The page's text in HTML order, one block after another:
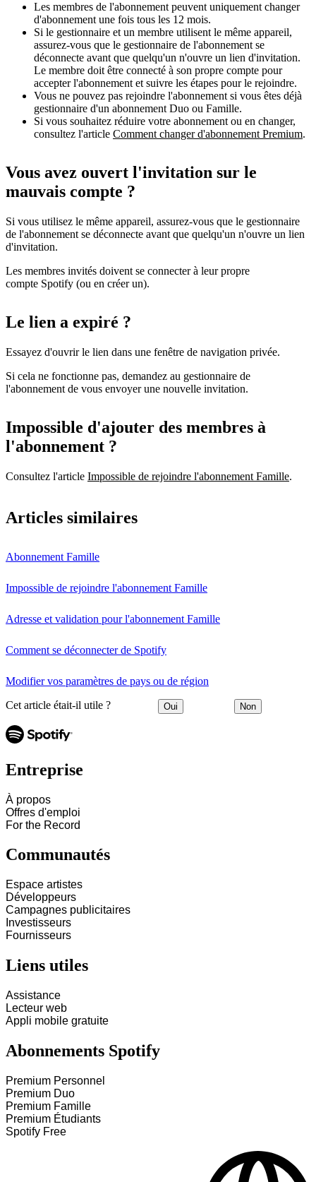
Les membres de l'abonnement peuvent uniquement changer
d'abonnement une fois tous les 12 mois.
Si le gestionnaire et un membre utilisent le même appareil,
assurez-vous que le gestionnaire de l'abonnement se
déconnecte avant que quelqu'un n'ouvre un lien d'invitation.
Le membre doit être connecté à son propre compte pour
accepter l'abonnement et suivre les étapes pour le rejoindre.
Vous ne pouvez pas rejoindre l'abonnement si vous êtes déjà
gestionnaire d'un abonnement Duo ou Famille.
Si vous souhaitez réduire votre abonnement ou en changer,
consultez l'article Comment changer d'abonnement Premium.
Vous avez ouvert l'invitation sur le
mauvais compte ?
Si vous utilisez le même appareil, assurez-vous que le gestionnaire
de l'abonnement se déconnecte avant que quelqu'un n'ouvre un lien
d'invitation.
Les membres invités doivent se connecter à leur propre
compte Spotify (ou en créer un).
Le lien a expiré ?
Essayez d'ouvrir le lien dans une fenêtre de navigation privée.
Si cela ne fonctionne pas, demandez au gestionnaire de
l'abonnement de vous envoyer une nouvelle invitation.
Impossible d'ajouter des membres à
l'abonnement ?
Consultez l'article Impossible de rejoindre l'abonnement Famille.
Articles similaires
Abonnement Famille
Impossible de rejoindre l'abonnement Famille
Adresse et validation pour l'abonnement Famille
Comment se déconnecter de Spotify
Modifier vos paramètres de pays ou de région
Cet article était-il utile ? Oui Non
Entreprise
À propos
Offres d'emploi
For the Record
Communautés
Espace artistes
Développeurs
Campagnes publicitaires
Investisseurs
Fournisseurs
Liens utiles
Assistance
Lecteur web
Appli mobile gratuite
Abonnements Spotify
Premium Personnel
Premium Duo
Premium Famille
Premium Étudiants
Spotify Free